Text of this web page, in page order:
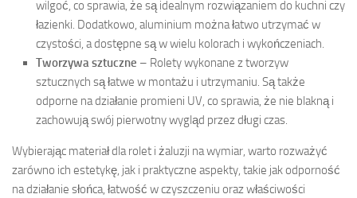
wilgoć, co sprawia, że są idealnym rozwiązaniem do kuchni czy
łazienki. Dodatkowo, aluminium można łatwo utrzymać w
czystości, a dostępne są w wielu kolorach i wykończeniach.
Tworzywa sztuczne – Rolety wykonane z tworzyw
sztucznych są łatwe w montażu i utrzymaniu. Są także
odporne na działanie promieni UV, co sprawia, że nie blakną i
zachowują swój pierwotny wygląd przez długi czas.
Wybierając materiał dla rolet i żaluzji na wymiar, warto rozważyć
zarówno ich estetykę, jak i praktyczne aspekty, takie jak odporność
na działanie słońca, łatwość w czyszczeniu oraz właściwości